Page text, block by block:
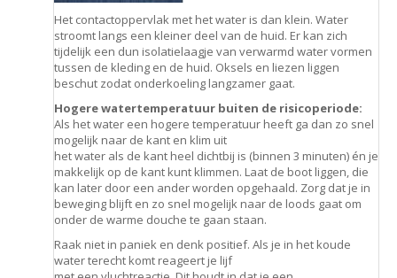
Het contactoppervlak met het water is dan klein. Water
stroomt langs een kleiner deel van de huid. Er kan zich
tijdelijk een dun isolatielaagje van verwarmd water vormen
tussen de kleding en de huid. Oksels en liezen liggen
beschut zodat onderkoeling langzamer gaat.
Hogere watertemperatuur buiten de risicoperiode:
Als het water een hogere temperatuur heeft ga dan zo snel
mogelijk naar de kant en klim uit
het water als de kant heel dichtbij is (binnen 3 minuten) én je
makkelijk op de kant kunt klimmen. Laat de boot liggen, die
kan later door een ander worden opgehaald. Zorg dat je in
beweging blijft en zo snel mogelijk naar de loods gaat om
onder de warme douche te gaan staan.
Raak niet in paniek en denk positief. Als je in het koude
water terecht komt reageert je lijf